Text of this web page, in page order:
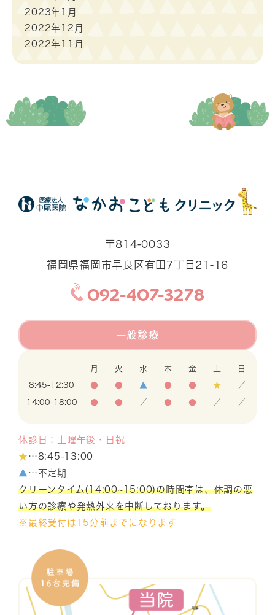
2023年1月
2022年12月
2022年11月
〒814-0033
福岡県福岡市早良区有田7丁目21-16
092-407-3278
一般診療
月 火 水 木 金 土 日
8:45-12:30 ● ● ▲ ● ● ★ ／
14:00-18:00 ● ● ／ ● ● ／ ／
休診日：土曜午後・日祝
★…8:45-13:00
▲ …不定期
クリーンタイム(14:00~15:00)の時間帯は、体調の悪
い方の診療や発熱外来を中断しております。
※最終受付は15分前までになります